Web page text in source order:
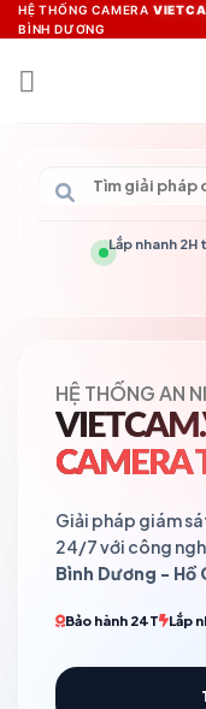
Skip
to
content
HỆ THỐNG CAMERA
BÌNH DƯƠNG
Lắp nhanh 2H
HỆ THỐNG AN
CAMERA
Giải pháp giám
24/7 với công
Bình Dương - Hồ
Bảo hành 24T Lắp